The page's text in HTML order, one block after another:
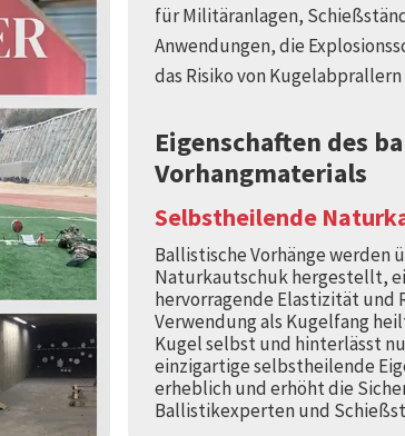
für Militäranlagen,
Anwendungen, die
das Risiko von
Eigenschaften des
Vorhangmaterials
Selbstheilende
Ballistische Vorhänge werden
Naturkautschuk hergestellt,
hervorragende Elastizität
Verwendung als Kugelfang
Kugel selbst und hinterlässt
einzigartige selbstheilende
erheblich und erhöht die
Ballistikexperten und